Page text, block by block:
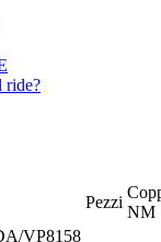
ride?
Pezzi
NM
VP8158